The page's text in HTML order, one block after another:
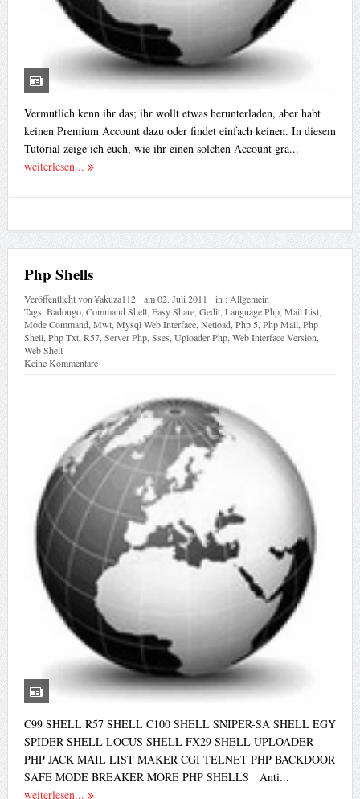
Vermutlich kenn ihr das; ihr wollt etwas herunterladen, aber habt
keinen Premium Account dazu oder findet einfach keinen. In diesem
Tutorial zeige ich euch, wie ihr einen solchen Account gra...
weiterlesen...
Php Shells
Veröffentlicht von¥akuza112 am02. Juli 2011 in : Allgemein
Tags:Badongo, Command Shell, Easy Share, Gedit, Language Php, Mail List,
Mode Command, Mwt, Mysql Web Interface, Netload, Php 5 Php Mail, Php
Shell, Php Txt, R57, Server Php, Sses Uploader Php, Web Interface Version
Web Shell
Keine Kommentare
C99 SHELL R57 SHELL C100 SHELL SNIPER-SA SHELL EGY
SPIDER SHELL LOCUS SHELL FX29 SHELL UPLOADER
PHP JACK MAIL LIST MAKER CGI TELNET PHP BACKDOOR
SAFE MODE BREAKER MORE PHP SHELLS Anti...
weiterlesen...